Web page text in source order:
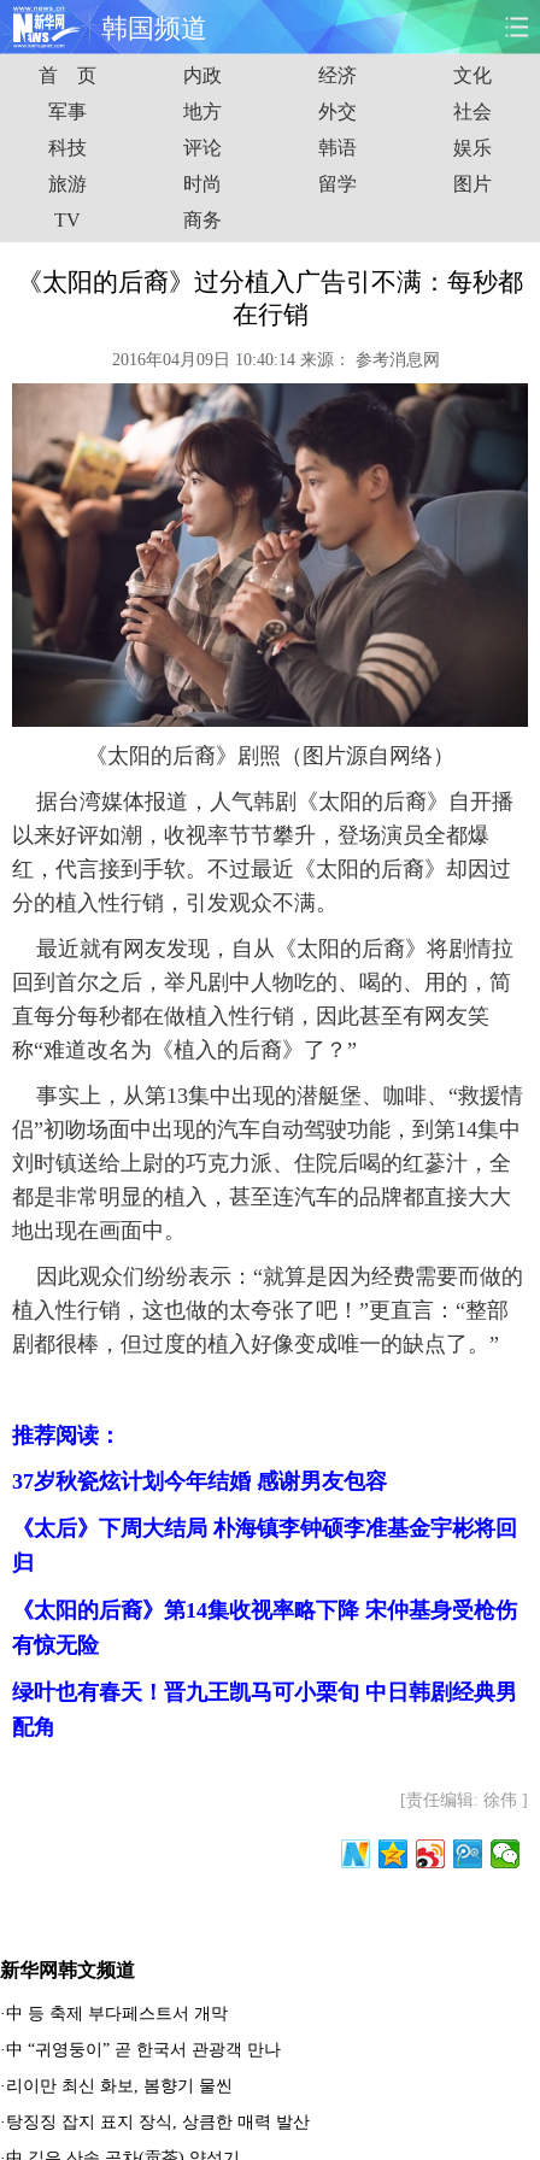
韩国频道
首页 时政 国际 财经
娱乐 体育 人事 教育
时尚 思客
港澳 台湾 华人 汽车
视频 彩票 食品
旅游 健康 信息化
金融 公益 军事
摄影 新华广播
新华电视中文 新华电视英文
首 页 内政 经济
文化
军事
地方 外交
社会
科技
评论 韩语
娱乐
旅游
时尚 留学
图片
TV
商务
《太阳的后裔》过分植入广告引不满：每秒都
在行销
2016年04月09日 10:40:14 来源： 参考消息网
《太阳的后裔》剧照（图片源自网络）
据台湾媒体报道，人气韩剧《太阳的后裔》自开播
以来好评如潮，收视率节节攀升，登场演员全都爆
红，代言接到手软。不过最近《太阳的后裔》却因过
分的植入性行销，引发观众不满。
最近就有网友发现，自从《太阳的后裔》将剧情拉
回到首尔之后，举凡剧中人物吃的、喝的、用的，简
直每分每秒都在做植入性行销，因此甚至有网友笑
称“难道改名为《植入的后裔》了？”
事实上，从第13集中出现的潜艇堡、咖啡、“救援情
侣”初吻场面中出现的汽车自动驾驶功能，到第14集中
刘时镇送给上尉的巧克力派、住院后喝的红蔘汁，全
都是非常明显的植入，甚至连汽车的品牌都直接大大
地出现在画面中。
因此观众们纷纷表示：“就算是因为经费需要而做的
植入性行销，这也做的太夸张了吧！”更直言：“整部
剧都很棒，但过度的植入好像变成唯一的缺点了。”
推荐阅读：
37岁秋瓷炫计划今年结婚 感谢男友包容
《太后》下周大结局 朴海镇李钟硕李准基金宇彬将回
归
《太阳的后裔》第14集收视率略下降 宋仲基身受枪伤
有惊无险
绿叶也有春天！晋九王凯马可小栗旬 中日韩剧经典男
配角
[责任编辑: 徐伟 ]
新华网韩文频道
·中 등 축제 부다페스트서 개막
·中 “귀영둥이” 곧 한국서 관광객 만나
· 리이만 최신 화보, 봄향기 물씬
· 탕징징 잡지 표지 장식, 상큼한 매력 발산